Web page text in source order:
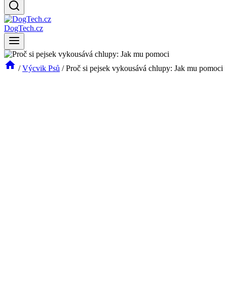
DogTech.cz
/ Výcvik Psů / Proč si pejsek vykousává chlupy: Jak mu pomoci